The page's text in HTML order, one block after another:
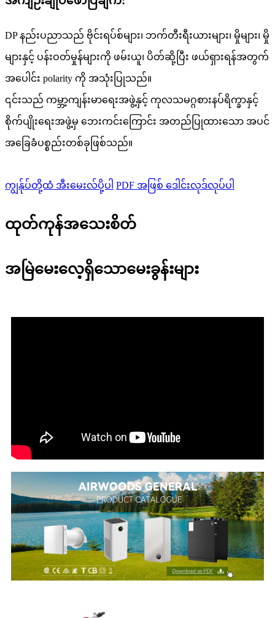
DP နည်းပညာသည် ဗိုင်းရပ်စ်များ၊ ဘက်တီးရီးယားများ၊ မှိုများ၊ မှို
များနှင့် ပန်းဝတ်မှုန်များကို ဖမ်းယူ၊ ပိတ်ဆို့ပြီး ဖယ်ရှားရန်အတွက်
အပေါင်း polarity ကို အသုံးပြုသည်။
၎င်းသည် ကမ္ဘာ့ကျန်းမာရေးအဖွဲ့နှင့် ကုလသမဂ္ဂစားနပ်ရိက္ခာနှင့်
စိုက်ပျိုးရေးအဖွဲ့မှ ဘေးကင်းကြောင်း အတည်ပြုထားသော အပင်
အခြေခံပစ္စည်းတစ်ခုဖြစ်သည်။
ကျွန်ုပ်တို့ထံ အီးမေးလ်ပို့ပါ PDF အဖြစ် ဒေါင်းလုဒ်လုပ်ပါ
ထုတ်ကုန်အသေးစိတ်
အမြဲမေးလေ့ရှိသောမေးခွန်းများ